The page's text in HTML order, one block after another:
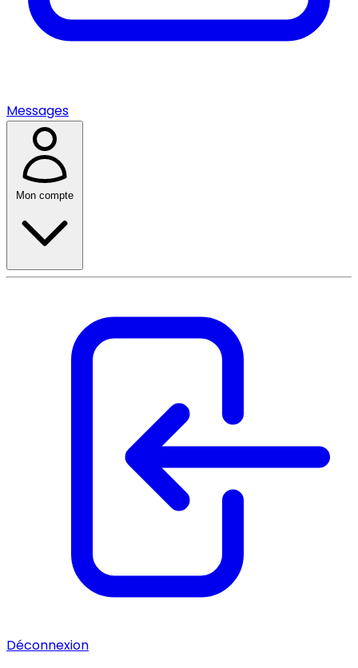
Messages
Mon compte
Déconnexion